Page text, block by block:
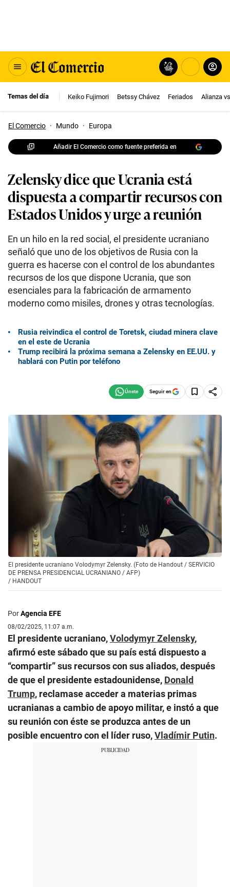
Temas del día Keiko Fujimori Betssy Chávez Feriados Alianza
El Comercio · Mundo · Europa
Añadir El Comercio como fuente preferida en
Zelensky dice que Ucrania está
dispuesta a compartir recursos con
Estados Unidos y urge a reunión
En un hilo en la red social, el presidente ucraniano
señaló que uno de los objetivos de Rusia con la
guerra es hacerse con el control de los abundantes
recursos de los que dispone Ucrania, que son
esenciales para la fabricación de armamento
moderno como misiles, drones y otras tecnologías.
Rusia reivindica el control de Toretsk, ciudad minera clave
en el este de Ucrania
Trump recibirá la próxima semana a Zelensky en EE.UU. y
hablará con Putin por teléfono
Seguir en
El presidente ucraniano Volodymyr Zelensky. (Foto de Handout / SERVICIO
DE PRENSA PRESIDENCIAL UCRANIANO / AFP)
/ HANDOUT
PorAgencia EFE
08/02/2025, 11:07 a.m.
El presidente ucraniano,Volodymyr Zelensky,
afirmó este sábado que su país está dispuesto a
“compartir” sus recursos con sus aliados, después
de que el presidente estadounidense, Donald
Trump, reclamase acceder a materias primas
ucranianas a cambio de apoyo militar, e instó a que
su reunión con éste se produzca antes de un
posible encuentro con el líder ruso,Vladímir Putin.